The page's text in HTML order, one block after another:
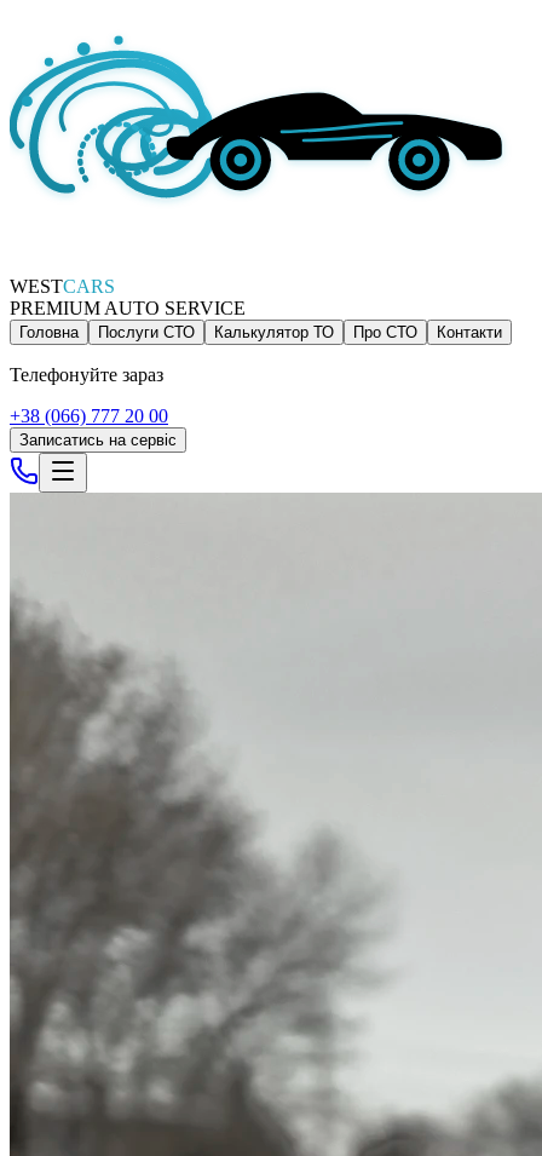
WESTCARS
PREMIUM AUTO SERVICE
Головна Послуги СТО Калькулятор ТО Про СТО Контакти
Телефонуйте зараз
+38 (066) 777 20 00
Записатись на сервіс